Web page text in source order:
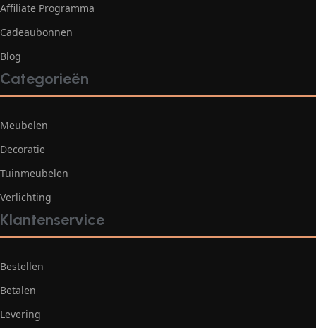
Affiliate Programma
Cadeaubonnen
Blog
Categorieën
Meubelen
Decoratie
Tuinmeubelen
Verlichting
Klantenservice
Bestellen
Betalen
Levering